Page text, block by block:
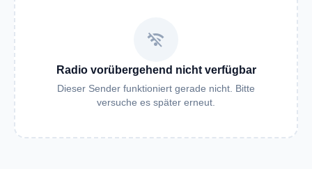
wifi_off
Radio vorübergehend nicht verfügbar
Dieser Sender funktioniert gerade nicht. Bitte
versuche es später erneut.